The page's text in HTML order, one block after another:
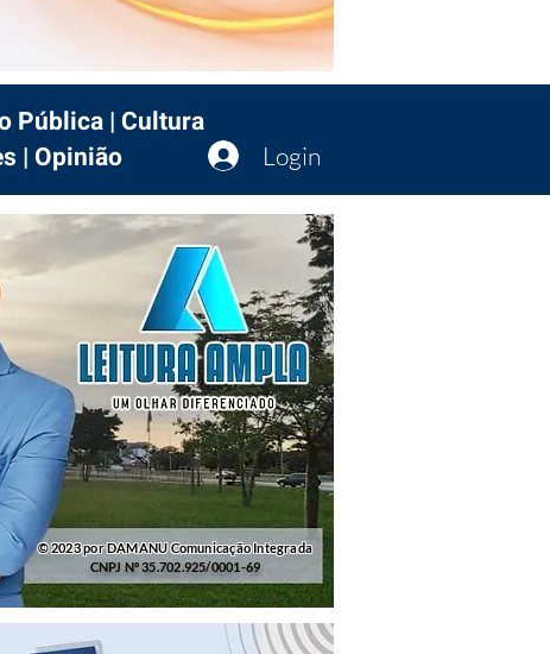
Login
Pública | Cultura
| Opinião
© 2023 por DAMANU Comunicação Integrada
CNPJ Nº 35.702.925/0001-69
0001-69